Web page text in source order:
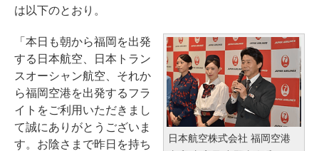
は以下のとおり。
日本航空株式会社 福岡空港
「本日も朝から福岡を出発
する日本航空、日本トラン
スオーシャン航空、それか
ら福岡空港を出発するフラ
イトをご利用いただきまし
て誠にありがとうございま
す。お陰さまで昨日を持ち